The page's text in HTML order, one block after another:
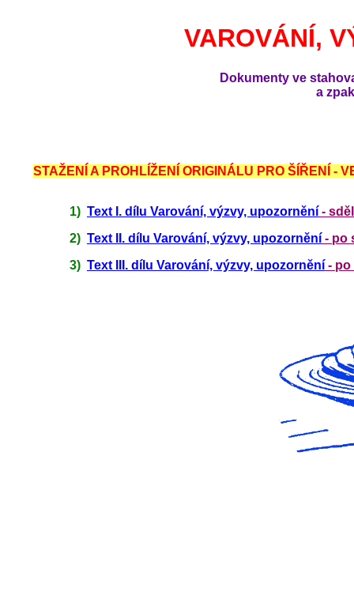
VAROVÁNÍ,
Dokumenty ve
a
STAŽENÍ A PROHLÍŽENÍ ORIGINÁLU PRO ŠÍŘENÍ -
1) Text I. dílu Varování, výzvy, upozornění -
2) Text II. dílu Varování, výzvy, upozornění - po
3) Text III. dílu Varování, výzvy, upozornění - po